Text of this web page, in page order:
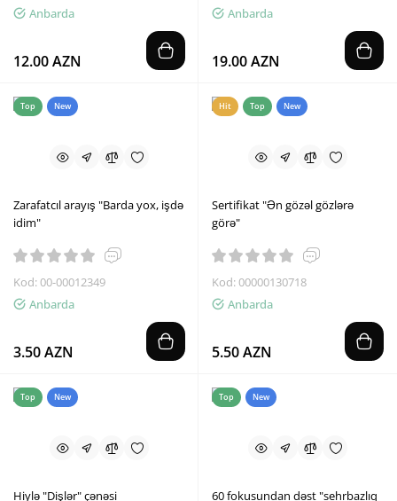
Anbarda
12.00 AZN
Anbarda
19.00 AZN
Top New
Zarafatcıl arayış "Barda yox, işdə
idim"
Kod: 00-00012349
Anbarda
3.50 AZN
Hit Top New
Sertifikat "Ən gözəl gözlərə
görə"
Kod: 00000130718
Anbarda
5.50 AZN
Top New
Hiylə "Dişlər" çənəsi
Top New
60 fokusundan dəst "sehrbazlıq